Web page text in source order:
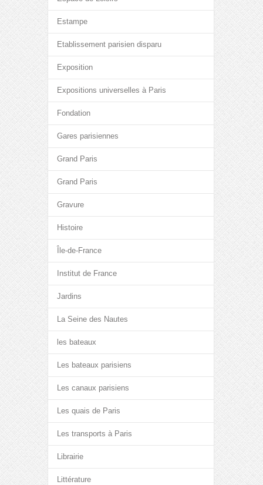
Estampe
Etablissement parisien disparu
Exposition
Expositions universelles à Paris
Fondation
Gares parisiennes
Grand Paris
Grand Paris
Gravure
Histoire
Île-de-France
Institut de France
Jardins
La Seine des Nautes
les bateaux
Les bateaux parisiens
Les canaux parisiens
Les quais de Paris
Les transports à Paris
Librairie
Littérature